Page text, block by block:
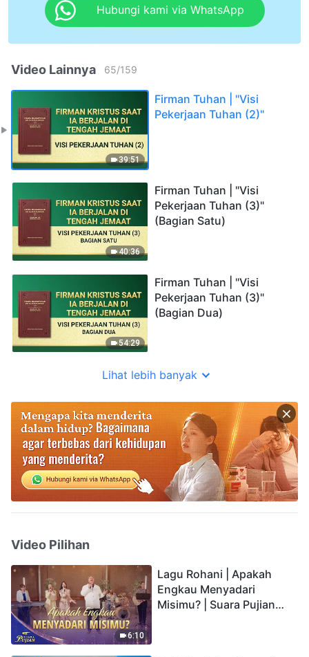
Hubungi kami via WhatsApp
Video Lainnya 65/159
39:51
Firman Tuhan | "Visi
Pekerjaan Tuhan (2)"
40:36
Firman Tuhan | "Visi
Pekerjaan Tuhan (3)"
(Bagian Satu)
54:29
Firman Tuhan | "Visi
Pekerjaan Tuhan (3)"
(Bagian Dua)
Lihat lebih banyak
Video Pilihan
6:10
Lagu Rohani | Apakah
Engkau Menyadari
Misimu? | Suara Pujian